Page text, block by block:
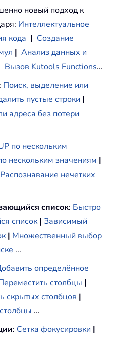
новый подход к
Интеллектуальное
кода | Создание
| Анализ данных и
Вызов Kutools Functions…
: Поиск, выделение или
пустые строки |
адреса без потери
по нескольким
нескольким значениям |
Распознавание нечетких
список: Быстро
список | Зависимый
| Множественный выбор
...
определённое
столбцы |
скрытых столбцов |
...
: Сетка фокусировки |